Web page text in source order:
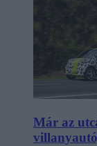
Már az